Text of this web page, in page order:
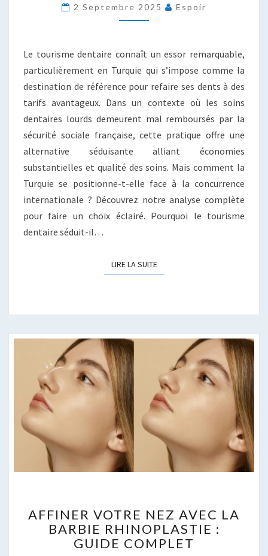
GUIDE
COMPLET
DES
MEILLEURES
DESTINATIONS
2 Septembre 2025 Espoir
Le tourisme dentaire connaît un essor remarquable,
particulièrement en Turquie qui s’impose comme la
destination de référence pour refaire ses dents à des
tarifs avantageux. Dans un contexte où les soins
dentaires lourds demeurent mal remboursés par la
sécurité sociale française, cette pratique offre une
alternative séduisante alliant économies
substantielles et qualité des soins. Mais comment la
Turquie se positionne-t-elle face à la concurrence
internationale ? Découvrez notre analyse complète
pour faire un choix éclairé. Pourquoi le tourisme
dentaire séduit-il…
LIRE LA SUITELIRE LA SUITE
VOTRE
NEZ
AVEC
AFFINER VOTRE NEZ AVEC LA
BARBIE RHINOPLASTIE :
GUIDE COMPLET